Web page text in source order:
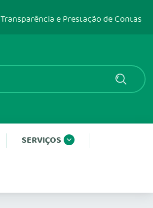
Transparência e Prestação de Contas
SERVIÇOS